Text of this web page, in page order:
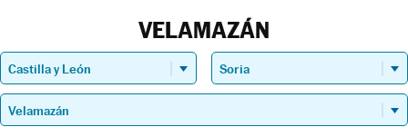
VELAMAZÁN